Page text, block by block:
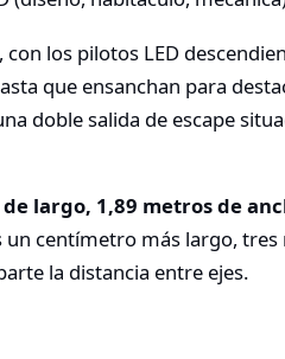
, con los pilotos LED
que ensanchan para
doble salida de escape
largo, 1,89 metros de
un centímetro más largo,
la distancia entre ejes.